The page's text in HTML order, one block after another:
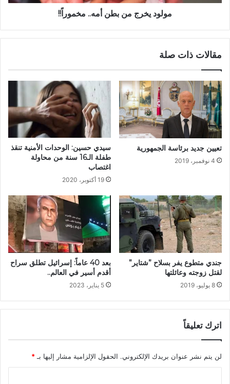
مولود يخرج من بطن أمه.. مخموراً!!
مقالات ذات صلة
تعيين جديد برئاسة الجمهورية
4 نوفمبر، 2019
سيدي حسين: الوحدات الأمنية تنقذ
طفلة الـ16 سنة من محاولة
اغتصاب
19 أكتوبر، 2020
جندي متطوع يفر بسلاح ”شتاير”
لقتل زوجته وعائلتها
8 يوليو، 2019
بعد 40 عاماً: إسرائيل تطلق سراح
أقدم أسير في العالم..
5 يناير، 2023
اترك تعليقاً
لن يتم نشر عنوان بريدك الإلكتروني. الحقول الإلزامية مشار إليها بـ *